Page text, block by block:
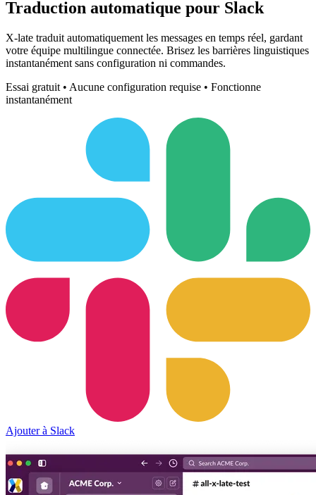
Traduction automatique pour Slack
X-late traduit automatiquement les messages en temps réel, gardant
votre équipe multilingue connectée. Brisez les barrières linguistiques
instantanément sans configuration ni commandes.
Essai gratuit • Aucune configuration requise • Fonctionne
instantanément
Ajouter à Slack